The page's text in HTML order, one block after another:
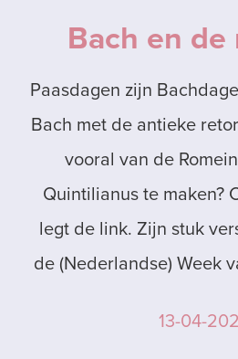
Bach en
Paasdagen zijn
Bach met de antieke
vooral van de
Quintilianus te maken?
legt de link. Zijn stuk
de (Nederlandse) Week
13-04-